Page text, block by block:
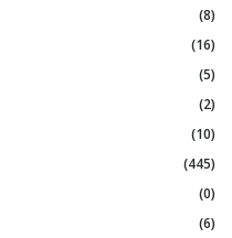
(8)
(16)
(5)
(2)
(10)
(445)
(0)
(6)